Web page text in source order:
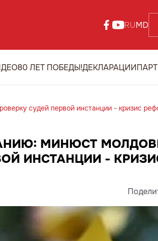
RUMD
80 ЛЕТ ПОБЕДЫ!ДЕКЛАРАЦИИ
судей первой инстанции - кризис
МИНЮСТ
ИНСТАНЦИИ -